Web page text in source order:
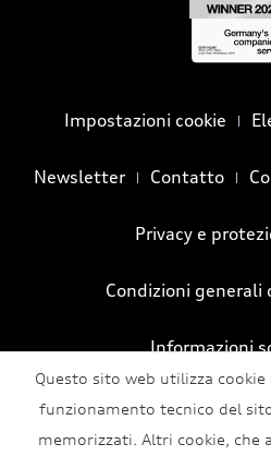
Impostazioni cookie
Newsletter Contatto
Privacy e
Condizioni
Informazioni
Questo sito web utilizza
funzionamento tecnico del
memorizzati. Altri cookie,